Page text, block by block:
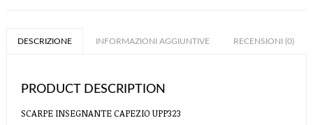
DESCRIZIONE INFORMAZIONI AGGIUNTIVE RECENSIONI (0)
PRODUCT DESCRIPTION
SCARPE INSEGNANTE CAPEZIO UPP323